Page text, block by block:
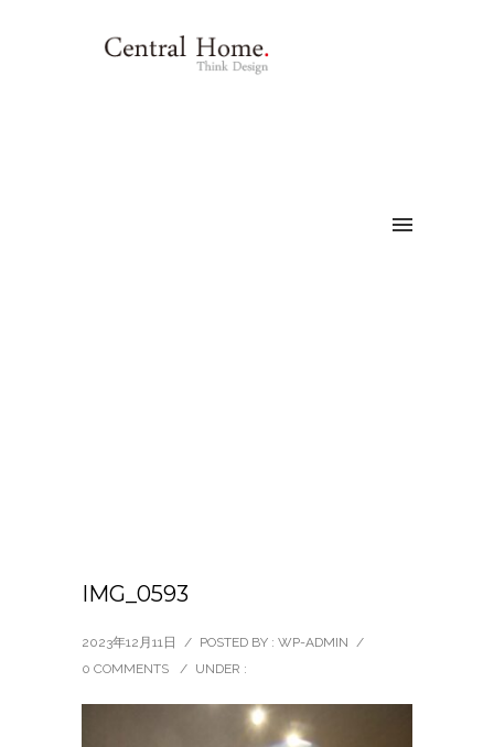
IMG_0593
2023年12月11日 / POSTED BY : WP-ADMIN /
0 COMMENTS
/ UNDER :